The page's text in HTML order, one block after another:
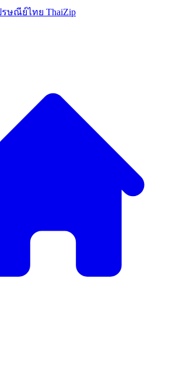
ThaiZip